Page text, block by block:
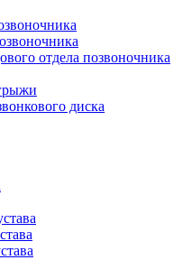
отдела позвоночника
диска